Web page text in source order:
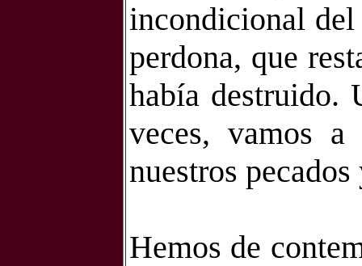
incondicional del
perdona, que
había destruido.
veces, vamos a
nuestros
Hemos de